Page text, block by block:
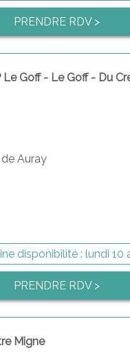
PRENDRE RDV >
Le Goff - Le Goff - Du
Auray
disponibilité : lundi 10
PRENDRE RDV >
Migne